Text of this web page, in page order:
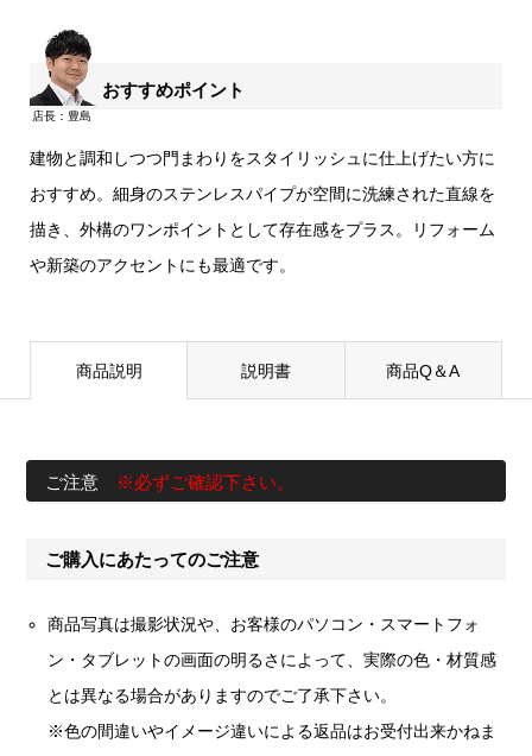
おすすめポイント
建物と調和しつつ門まわりをスタイリッシュに仕上げたい方に
おすすめ。細身のステンレスパイプが空間に洗練された直線を
描き、外構のワンポイントとして存在感をプラス。リフォーム
や新築のアクセントにも最適です。
商品説明 説明書 商品Q＆A
ご注意 ※必ずご確認下さい。
ご購入にあたってのご注意
商品写真は撮影状況や、お客様のパソコン・スマートフォ
ン・タブレットの画面の明るさによって、実際の色・材質感
とは異なる場合がありますのでご了承下さい。
※色の間違いやイメージ違いによる返品はお受付出来かねま